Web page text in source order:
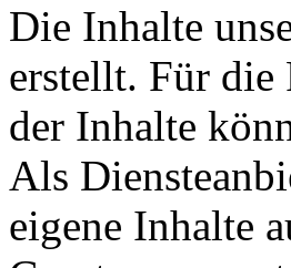
Die Inhalte
erstellt. Für
der Inhalte
Als
eigene Inhalte